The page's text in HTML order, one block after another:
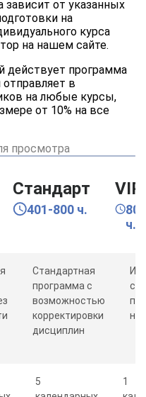
зависит от указанных
на
курса
на нашем сайте.
действует программа
отправляет в
на любые курсы,
от 10% на все
просмотра
Стандарт
401-800 ч.
VIP
ч.
Стандартная
программа с
возможностью
корректировки
дисциплин
5
1